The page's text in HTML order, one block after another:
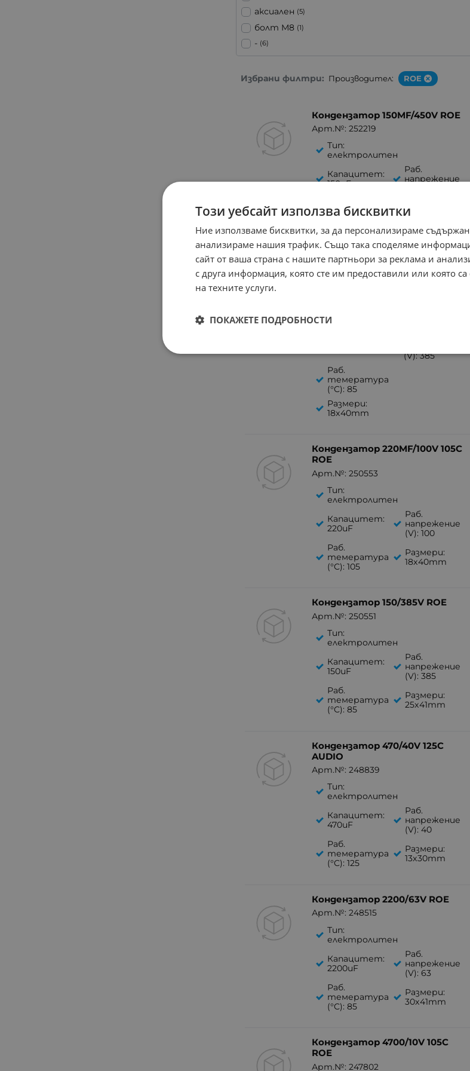
аксиален (5)
болт M8 (1)
- (6)
Избрани филтри: Производител: ROE
Кондензатор 150MF/450V ROE
Арт.№: 252219
Тип:
електролитен
Капацитет:
150uF
Раб.
напрежение
темература
Размери:
30x41mm
Кондензатор 47MF/385V ROE
електролитен
(V): 385
Раб.
темература
(°C): 85
Размери:
18x40mm
Кондензатор 220MF/100V 105C
ROE
Арт.№: 250553
Тип:
електролитен
Капацитет:
220uF
Раб.
напрежение
(V): 100
Раб.
темература
(°C): 105
Размери:
18x40mm
Кондензатор 150/385V ROE
Арт.№: 250551
Тип:
електролитен
Капацитет:
150uF
Раб.
напрежение
(V): 385
Раб.
темература
(°C): 85
Размери:
25x41mm
Кондензатор 470/40V 125C
AUDIO
Арт.№: 248839
Тип:
електролитен
Капацитет:
470uF
Раб.
напрежение
(V): 40
Раб.
темература
(°C): 125
Размери:
13x30mm
Кондензатор 2200/63V ROE
Арт.№: 248515
Тип:
електролитен
Капацитет:
2200uF
Раб.
напрежение
(V): 63
Раб.
темература
(°C): 85
Размери:
30x41mm
Кондензатор 4700/10V 105C
ROE
Арт.№: 247802
Този уебсайт използва бисквитки
Ние използваме бисквитки, за да персонализираме
анализираме нашия трафик. Също така споделяме
сайт от ваша страна с нашите партньори за реклама и
с друга информация, която сте им предоставили или която
на техните услуги.
ПОКАЖЕТЕ ПОДРОБНОСТИ